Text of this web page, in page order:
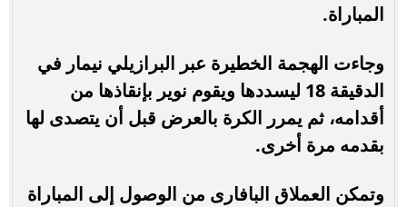
المباراة.
وجاءت الهجمة الخطيرة عبر البرازيلي نيمار في
الدقيقة 18 ليسددها ويقوم نوير بإنقاذها من
أقدامه، ثم يمرر الكرة بالعرض قبل أن يتصدى لها
بقدمه مرة أخرى.
وتمكن العملاق البافارى من الوصول إلى المباراة